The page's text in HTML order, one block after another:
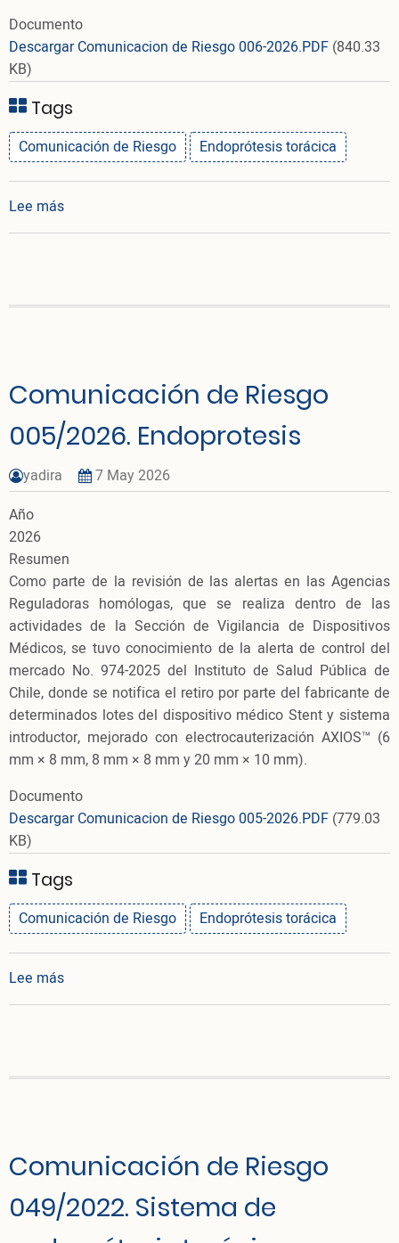
Documento
Descargar Comunicacion de Riesgo 006-2026.PDF (840.33
KB)
Tags
Comunicación de Riesgo Endoprótesis torácica
Lee mássobre Comunicación de Riesgo 006/2026.
Comunicación de Riesgo
005/2026. Endoprotesis
yadira
7 May 2026
Año
2026
Resumen
Como parte de la revisión de las alertas en las Agencias
Reguladoras homólogas, que se realiza dentro de las
actividades de la Sección de Vigilancia de Dispositivos
Médicos, se tuvo conocimiento de la alerta de control del
mercado No. 974-2025 del Instituto de Salud Pública de
Chile, donde se notifica el retiro por parte del fabricante de
determinados lotes del dispositivo médico Stent y sistema
introductor, mejorado con electrocauterización AXIOS™ (6
mm × 8 mm, 8 mm × 8 mm y 20 mm × 10 mm).
Documento
Descargar Comunicacion de Riesgo 005-2026.PDF (779.03
KB)
Tags
Comunicación de Riesgo Endoprótesis torácica
Lee mássobre Comunicación de Riesgo 005/2026.
Comunicación de Riesgo
049/2022. Sistema de